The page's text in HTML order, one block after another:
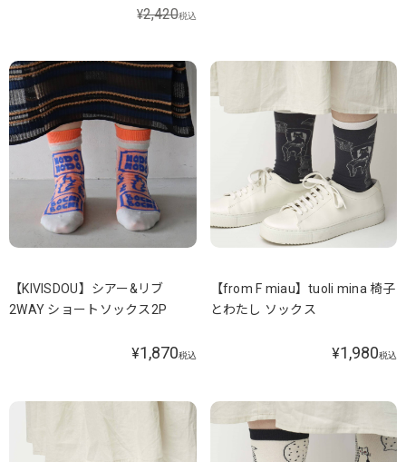
¥2,420税込
【KIVISDOU】シアー&リブ
2WAY ショートソックス2P
¥1,870税込
【from F miau】tuoli mina 椅子
とわたし ソックス
¥1,980税込